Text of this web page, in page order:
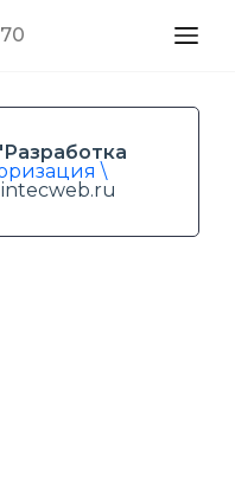
\
intecweb.ru